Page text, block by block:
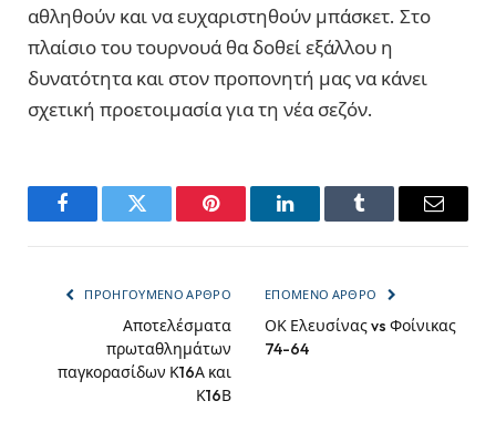
αθληθούν και να ευχαριστηθούν μπάσκετ. Στο
πλαίσιο του τουρνουά θα δοθεί εξάλλου η
δυνατότητα και στον προπονητή μας να κάνει
σχετική προετοιμασία για τη νέα σεζόν.
FacebookTwitter Pinterest LinkedInTumblr Email
ΠΡΟΗΓΟΎΜΕΝΟ ΆΡΘΡΟ
Αποτελέσματα
πρωταθλημάτων
παγκορασίδων Κ16Α και
Κ16Β
ΕΠΌΜΕΝΟ ΆΡΘΡΟ
ΟΚ Ελευσίνας vs Φοίνικας
74-64